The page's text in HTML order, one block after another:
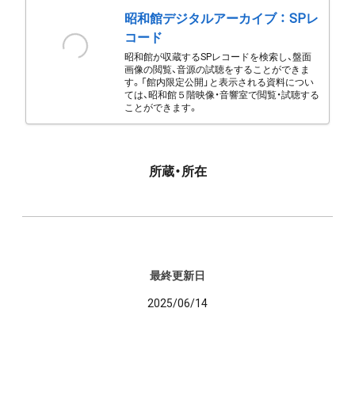
昭和館デジタルアーカイブ ： SPレ
コード
昭和館が収蔵するSPレコードを検索し、盤面
画像の閲覧、音源の試聴をすることができま
す。「館内限定公開」と表示される資料につい
ては、昭和館５階映像・音響室で閲覧・試聴する
ことができます。
所蔵・所在
最終更新日
2025/06/14